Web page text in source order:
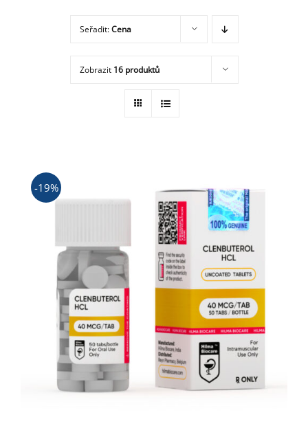
Seřadit:Cena
Zobrazit 16 produktů
-19%